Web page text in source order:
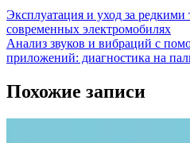
Эксплуатация и уход за
современных электромобилях
Анализ звуков и вибраций с
приложений: диагностика на
Похожие записи